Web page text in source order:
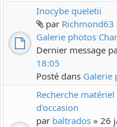
Inocybe queletii
par Richmond63
Galerie photos
Dernier message
18:05
Posté dans Galerie
Recherche
d'occasion
par baltrados » 26